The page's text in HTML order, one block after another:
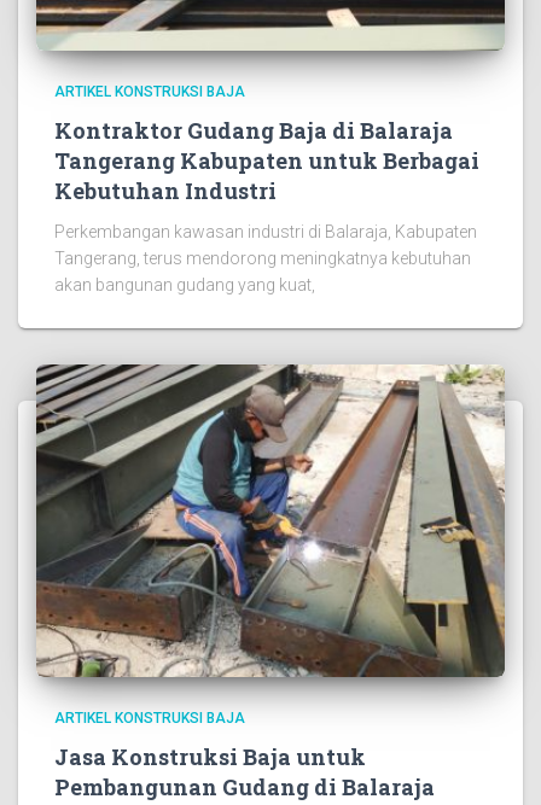
ARTIKEL KONSTRUKSI BAJA
Kontraktor Gudang Baja di Balaraja
Tangerang Kabupaten untuk Berbagai
Kebutuhan Industri
Perkembangan kawasan industri di Balaraja, Kabupaten
Tangerang, terus mendorong meningkatnya kebutuhan
akan bangunan gudang yang kuat,
ARTIKEL KONSTRUKSI BAJA
Jasa Konstruksi Baja untuk
Pembangunan Gudang di Balaraja